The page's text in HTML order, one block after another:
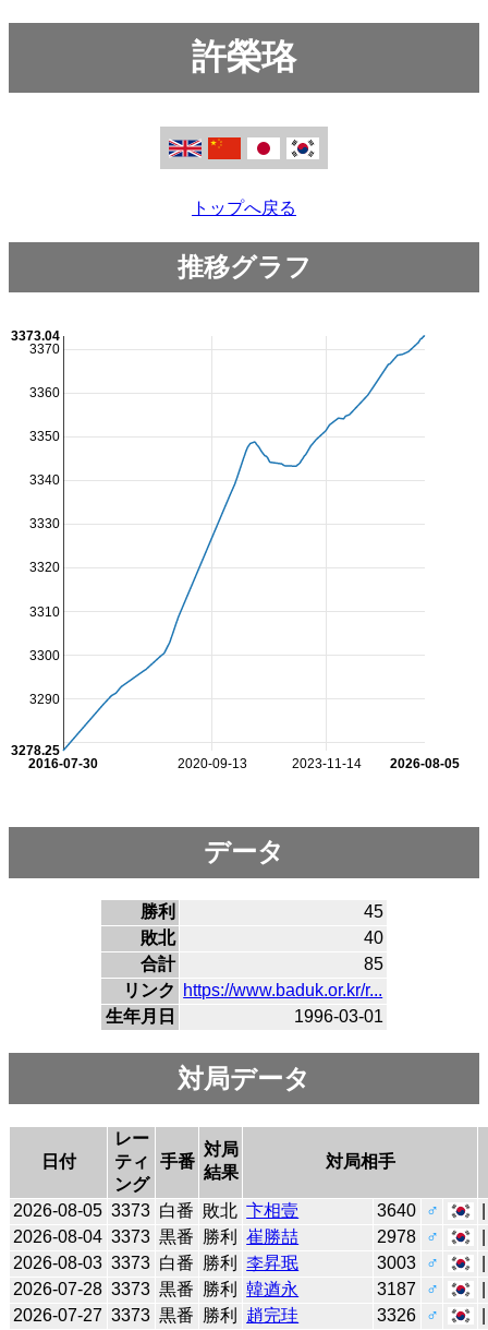
許榮珞
トップへ戻る
推移グラフ
2020-09-13 2023-11-14
2016-07-30 2026-08-05
3290
3300
3310
3320
3330
3340
3350
3360
3370
3278.25
3373.04
データ
勝利
45
敗北
40
合計
85
リンク
https://www.baduk.or.kr/r...
生年月日
1996-03-01
対局データ
日付
レー
ティ
ング
手番
対局
結果
対局相手
2026-08-05 3373 白番 敗北 卞相壹 3640 ♂
2026-08-04 3373 黒番 勝利 崔勝喆 2978 ♂
2026-08-03 3373 白番 勝利 李昇珉 3003 ♂
2026-07-28 3373 黒番 勝利 韓遒永 3187 ♂
2026-07-27 3373 黒番 勝利 趙完珪 3326 ♂